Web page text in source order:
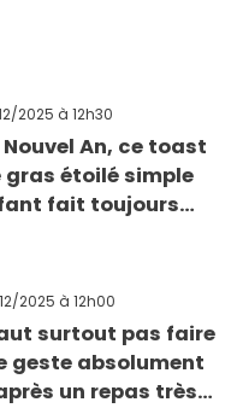
2025 à 12h30
Nouvel An, ce toast
gras étoilé simple
fait toujours
2025 à 12h00
surtout pas faire
geste absolument
un repas très